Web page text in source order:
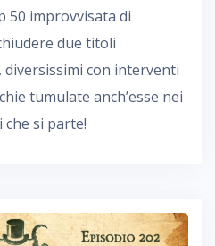
50 improvvisata di
due titoli
con interventi
tumulate anch’esse nei
si parte!